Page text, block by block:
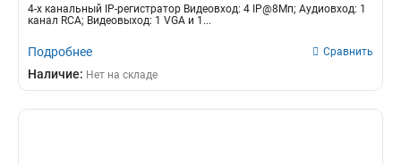
4-х канальный IP-регистратор Видеовход: 4 IP@8Мп; Аудиовход: 1
канал RCA; Видеовыход: 1 VGA и 1...
Подробнее Сравнить
Наличие: Нет на складе